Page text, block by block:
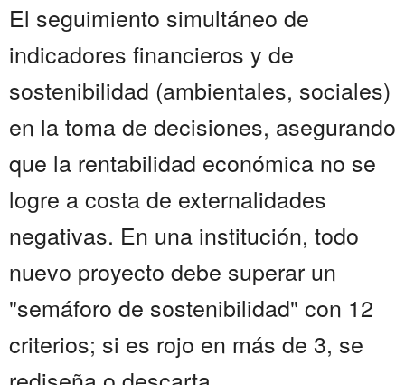
El seguimiento simultáneo de
indicadores financieros y de
sostenibilidad (ambientales, sociales)
en la toma de decisiones, asegurando
que la rentabilidad económica no se
logre a costa de externalidades
negativas. En una institución, todo
nuevo proyecto debe superar un
"semáforo de sostenibilidad" con 12
criterios; si es rojo en más de 3, se